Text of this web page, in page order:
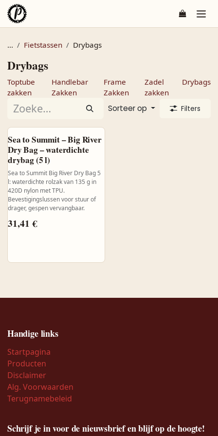
Overslaan naar inhoud
... Fietstassen Drybags
Drybags
Toptube
zakken
Handlebar
Zakken
Frame
Zakken
Zadel
zakken
Drybags
Sorteer op Filters
Sea to Summit – Big River
Dry Bag – waterdichte
drybag (5 l)
Sea to Summit Big River Dry Bag 5
l: waterdichte rolzak van 135 g in
420D nylon met TPU.
Bevestigingslussen voor stuur of
drager, gespen vervangbaar.
31,41 €
Handige links
Startpagina
Producten
Disclaimer
Alg. Voorwaarden
Terugnamebeleid
Schrijf je in voor de nieuwsbrief en blijf op de hoogte!